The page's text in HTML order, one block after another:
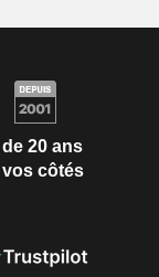
de 20 ans
vos côtés